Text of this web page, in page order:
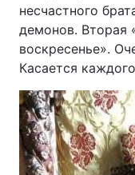
несчастного
демонов. Вторая
воскресенье».
Касается